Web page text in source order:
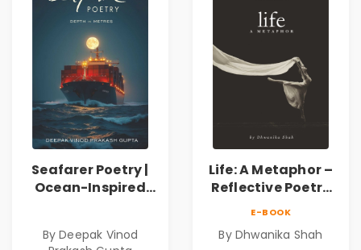
Seafarer Poetry |
Ocean-Inspired
By Deepak Vinod
Life: A Metaphor –
Reflective Poetry
Silence & Self-
E-BOOK
By Dhwanika Shah